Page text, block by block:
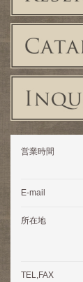
営業時間
E-mail
所在地
TEL,FAX